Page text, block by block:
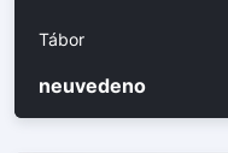
Tábor
neuvedeno